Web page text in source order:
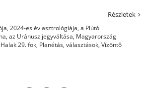
Részletek
, 2024-es év asztrológiája, a Plútó
, az Uránusz jegyváltása, Magyarország
29. fok, Planétás, választások, Vízöntő